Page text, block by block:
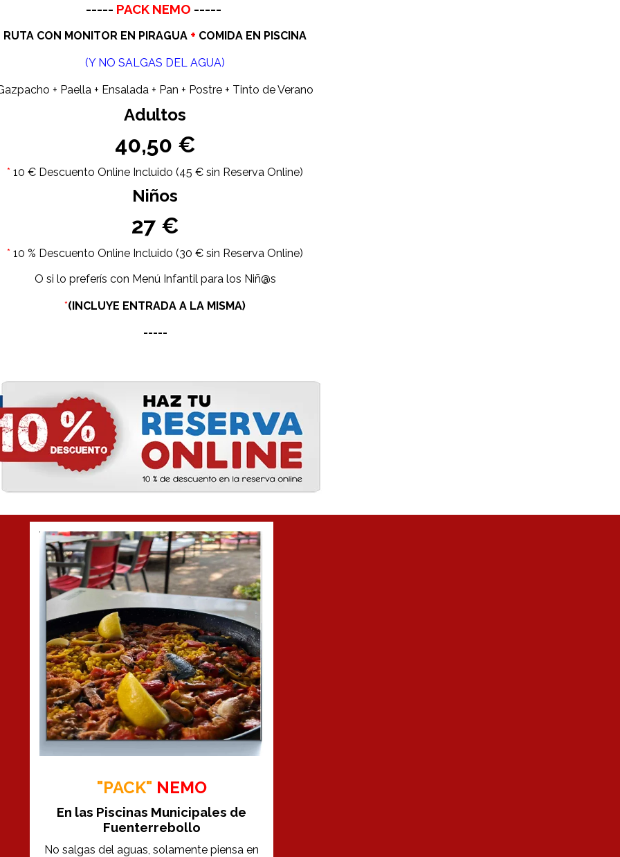
----- PACK NEMO -----
RUTA CON MONITOR EN PIRAGUA + COMIDA EN PISCINA
(Y NO SALGAS DEL AGUA)
+ Paella + Ensalada + Pan + Postre + Tinto de Verano
Adultos
40,50 €
* 10 € Descuento Online Incluido (45 € sin Reserva Online)
Niños
27 €
* 10 % Descuento Online Incluido (30 € sin Reserva Online)
O si lo preferís con Menú Infantil para los Niñ@s
*(INCLUYE ENTRADA A LA MISMA)
-----
"PACK" NEMO
En las Piscinas Municipales de
Fuenterrebollo
No salgas del aguas, solamente piensa en